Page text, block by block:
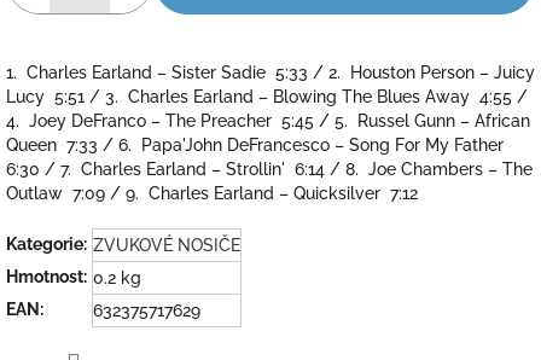
1. Charles Earland – Sister Sadie 5:33 / 2. Houston Person – Juicy
Lucy 5:51 / 3. Charles Earland – Blowing The Blues Away 4:55 /
4. Joey DeFranco – The Preacher 5:45 / 5. Russel Gunn – African
Queen 7:33 / 6. Papa'John DeFrancesco – Song For My Father
6:30 / 7. Charles Earland – Strollin' 6:14 / 8. Joe Chambers – The
Outlaw 7:09 / 9. Charles Earland – Quicksilver 7:12
Kategorie: ZVUKOVÉ NOSIČE
Hmotnost: 0.2 kg
EAN : 632375717629